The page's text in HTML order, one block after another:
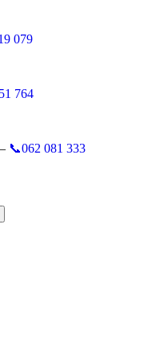
079
764
📞062 081 333